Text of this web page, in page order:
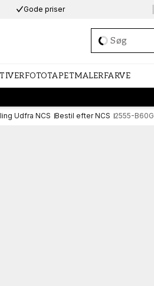
Gode priser
Loading…
FOTOTAPETMALERFARVE
Udfra NCS Bestil efter NCS 2555-B60G